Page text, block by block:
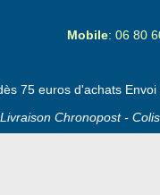
Mobile: 06 80
75 euros d'achats Envoi
Livraison Chronopost -